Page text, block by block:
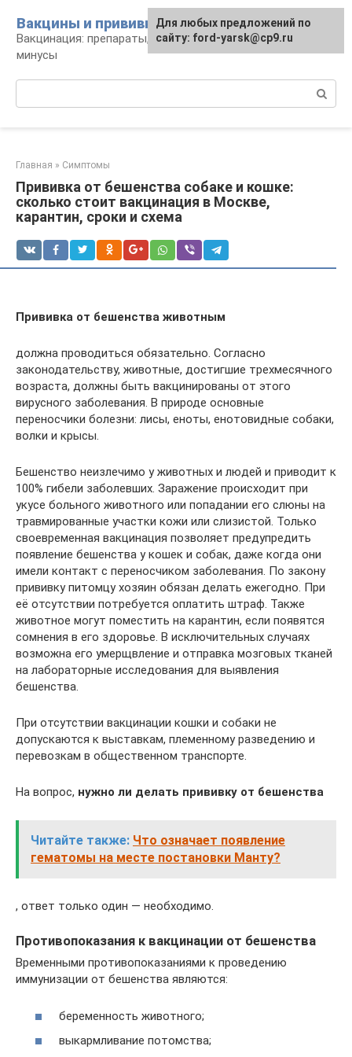
контенту
Вакцины и прививки
Вакцинация: препараты, график, плюсы и
минусы
Главная » Симптомы
Прививка от бешенства собаке и кошке:
сколько стоит вакцинация в Москве,
карантин, сроки и схема
Прививка от бешенства животным
должна проводиться обязательно. Согласно
законодательству, животные, достигшие трехмесячного
возраста, должны быть вакцинированы от этого
вирусного заболевания. В природе основные
переносчики болезни: лисы, еноты, енотовидные собаки,
волки и крысы.
Бешенство неизлечимо у животных и людей и приводит к
100% гибели заболевших. Заражение происходит при
укусе больного животного или попадании его слюны на
травмированные участки кожи или слизистой. Только
своевременная вакцинация позволяет предупредить
появление бешенства у кошек и собак, даже когда они
имели контакт с переносчиком заболевания. По закону
прививку питомцу хозяин обязан делать ежегодно. При
её отсутствии потребуется оплатить штраф. Также
животное могут поместить на карантин, если появятся
сомнения в его здоровье. В исключительных случаях
возможна его умерщвление и отправка мозговых тканей
на лабораторные исследования для выявления
бешенства.
При отсутствии вакцинации кошки и собаки не
допускаются к выставкам, племенному разведению и
перевозкам в общественном транспорте.
На вопрос, нужно ли делать прививку от бешенства
Читайте также: Что означает появление
гематомы на месте постановки Манту?
, ответ только один — необходимо.
Противопоказания к вакцинации от бешенства
Временными противопоказаниями к проведению
иммунизации от бешенства являются:
беременность животного;
выкармливание потомства;
Для любых предложений по
сайту: ford-yarsk@cp9.ru